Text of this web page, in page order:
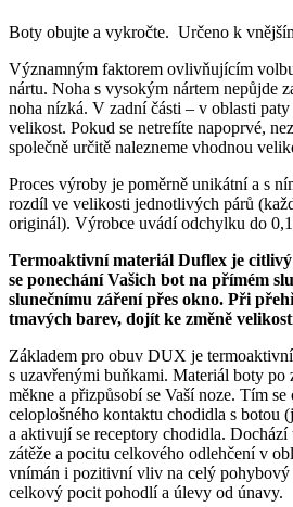
Boty obujte a vykročte. Určeno k
Významným faktorem ovlivňujícím
nártu. Noha s vysokým nártem nepůjde
noha nízká. V zadní části – v oblasti
velikost. Pokud se netrefíte napoprvé,
společně určitě nalezneme vhodnou
Proces výroby je poměrně unikátní a s
rozdíl ve velikosti jednotlivých párů
originál). Výrobce uvádí odchylku do
Termoaktivní materiál Duflex je
se ponechání Vašich bot na přímém
slunečnímu záření přes okno. Při
tmavých barev, dojít ke změně
Základem pro obuv DUX je
s uzavřenými buňkami. Materiál boty po
měkne a přizpůsobí se Vaší noze. Tím
celoplošného kontaktu chodidla s botou
a aktivují se receptory chodidla.
zátěže a pocitu celkového odlehčení v
vnímán i pozitivní vliv na celý pohybový
celkový pocit pohodlí a úlevy od únavy.